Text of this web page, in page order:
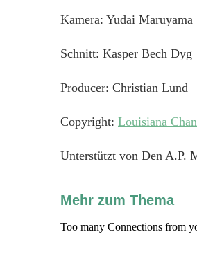
Kamera: Yudai Maruyama
Schnitt: Kasper Bech Dyg
Producer: Christian Lund
Copyright: Louisiana
Unterstützt von Den A.P.
Mehr zum Thema